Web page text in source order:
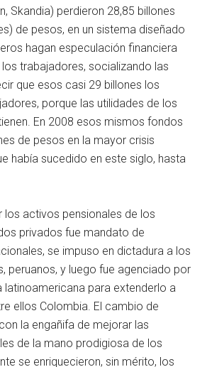
Skandia) perdieron 28,85 billones
de pesos, en un sistema diseñado
hagan especulación financiera
trabajadores, socializando las
que esos casi 29 billones los
porque las utilidades de los
En 2008 esos mismos fondos
de pesos en la mayor crisis
había sucedido en este siglo, hasta
los activos pensionales de los
privados fue mandato de
se impuso en dictadura a los
peruanos, y luego fue agenciado por
latinoamericana para extenderlo a
ellos Colombia. El cambio de
la engañifa de mejorar las
de la mano prodigiosa de los
se enriquecieron, sin mérito, los